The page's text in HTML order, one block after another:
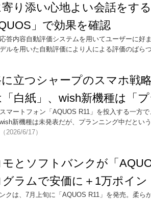
寄り添い心地よい会話をす
」で効果を確認
答内容自動評価システムを用いてユーザーに好
ルを用いた自動評価により人による評価のばら
に立つシャープのスマホ戦
「白紙」、wish新機種は「
マートフォン「AQUOS R11」を投入する一方
新機種は未発表だが、プランニング中だとい
（2026/6/17）
モとソフトバンクが「
グラムで安価に＋1万ポイン
クは、7月上旬に「AQUOS R11」を発売。柔ら